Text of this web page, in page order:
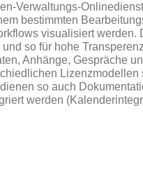
Verwaltungs-
bestimmten
visualisiert
so für hohe
Anhänge, Gespräche
so auch
werden